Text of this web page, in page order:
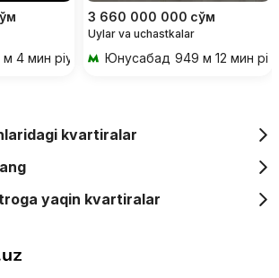
м 4 мин piyoda
3 660 000 000 сўм
Uylar va uchastkalar
Юнусабад 949 м 12 мин
kvartiralar
yaqin kvartiralar